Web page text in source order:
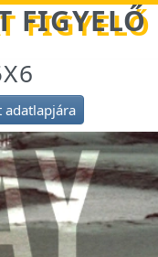
FIGYELŐ
adatlapjára